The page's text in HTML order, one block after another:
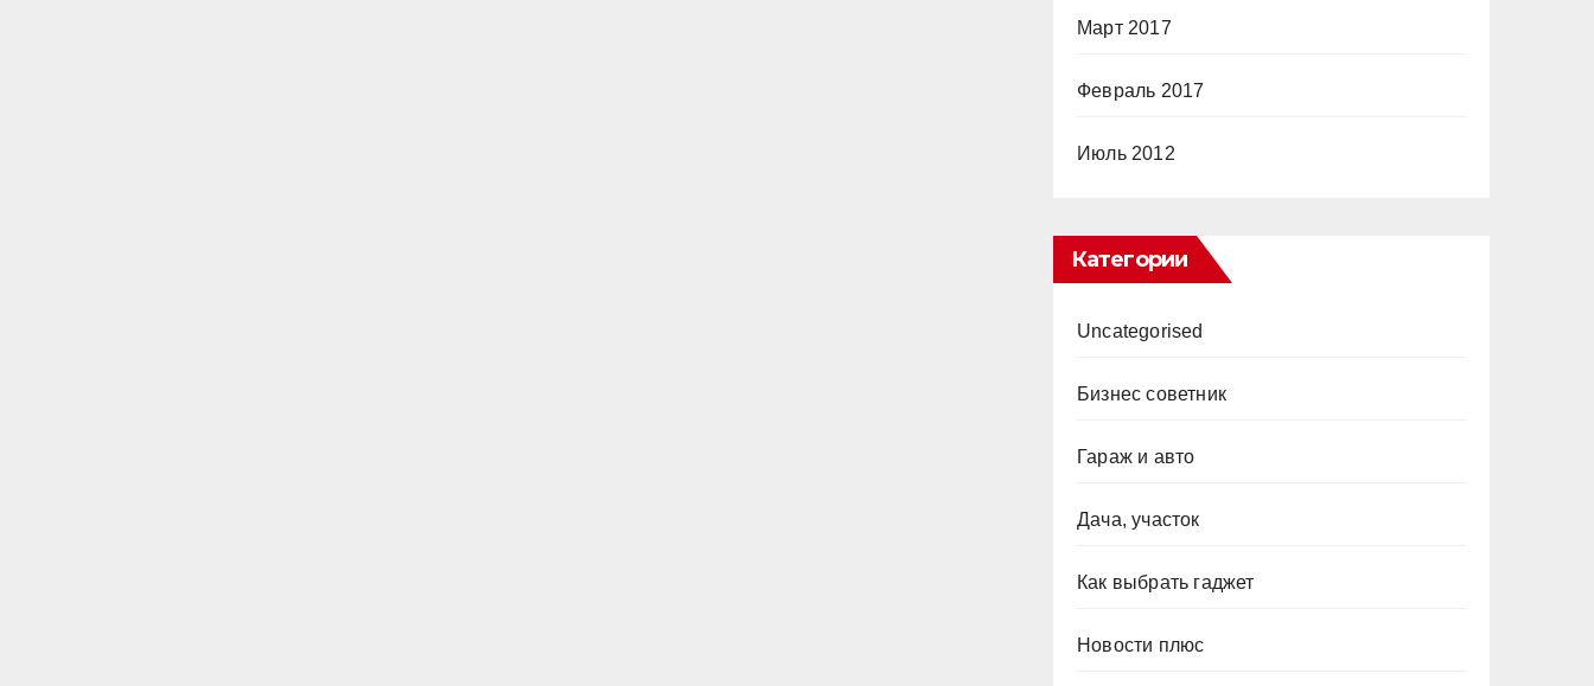
Март 2017
Февраль 2017
Июль 2012
Категории
Uncategorised
Бизнес советник
Гараж и авто
Дача, участок
Как выбрать гаджет
Новости плюс